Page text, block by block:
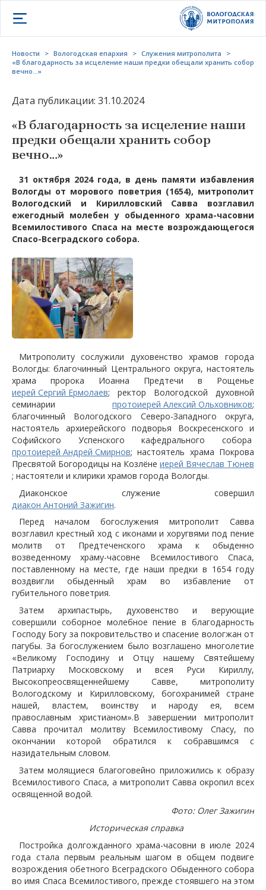
Открыть меню
Новости > Вологодская епархия > Служения митрополита
>
«В благодарность за исцеление наши предки обещали хранить собор
вечно…»
Дата публикации: 31.10.2024
«В благодарность за исцеление наши
предки обещали хранить собор
вечно…»
31 октября 2024 года, в день памяти избавления
Вологды от морового поветрия (1654), митрополит
Вологодский и Кирилловский Савва возглавил
ежегодный молебен у обыденного храма-часовни
Всемилостивого Спаса на месте возрождающегося
Спасо-Всеградского собора.
Митрополиту сослужили духовенство храмов города
Вологды: благочинный Центрального округа, настоятель
храма пророка Иоанна Предтечи в Рощенье
иерей Сергий Ермолаев; ректор Вологодской духовной
семинарии протоиерей Алексий Ольховников;
благочинный Вологодского Северо-Западного округа,
настоятель архиерейского подворья Воскресенского и
Софийского Успенского кафедрального собора
протоиерей Андрей Смирнов; настоятель храма Покрова
Пресвятой Богородицы на Козлёне иерей Вячеслав Тюнев
; настоятели и клирики храмов города Вологды.
Диаконское служение совершил
диакон Антоний Зажигин.
Перед началом богослужения митрополит Савва
возглавил крестный ход с иконами и хоругвями под пение
молитв от Предтеченского храма к обыденно
возведенному храму-часовне Всемилостивого Спаса,
поставленному на месте, где наши предки в 1654 году
воздвигли обыденный храм во избавление от
губительного поветрия.
Затем архипастырь, духовенство и верующие
совершили соборное молебное пение в благодарность
Господу Богу за покровительство и спасение вологжан от
пагубы. За богослужением было возглашено многолетие
«Великому Господину и Отцу нашему Святейшему
Патриарху Московскому и всея Руси Кириллу,
Высокопреосвященнейшему Савве, митрополиту
Вологодскому и Кирилловскому, богохранимей стране
нашей, властем, воинству и народу ея, всем
православным христианом».В завершении митрополит
Савва прочитал молитву Всемилостивому Спасу, по
окончании которой обратился к собравшимся с
назидательным словом.
Затем молящиеся благоговейно приложились к образу
Всемилостивого Спаса, а митрополит Савва окропил всех
освященной водой.
Фото: Олег Зажигин
Историческая справка
Постройка долгожданного храма-часовни в июле 2024
года стала первым реальным шагом в общем подвиге
возрождения обетного Всеградского Обыденного собора
во имя Спаса Всемилостивого, прежде стоявшего на этом